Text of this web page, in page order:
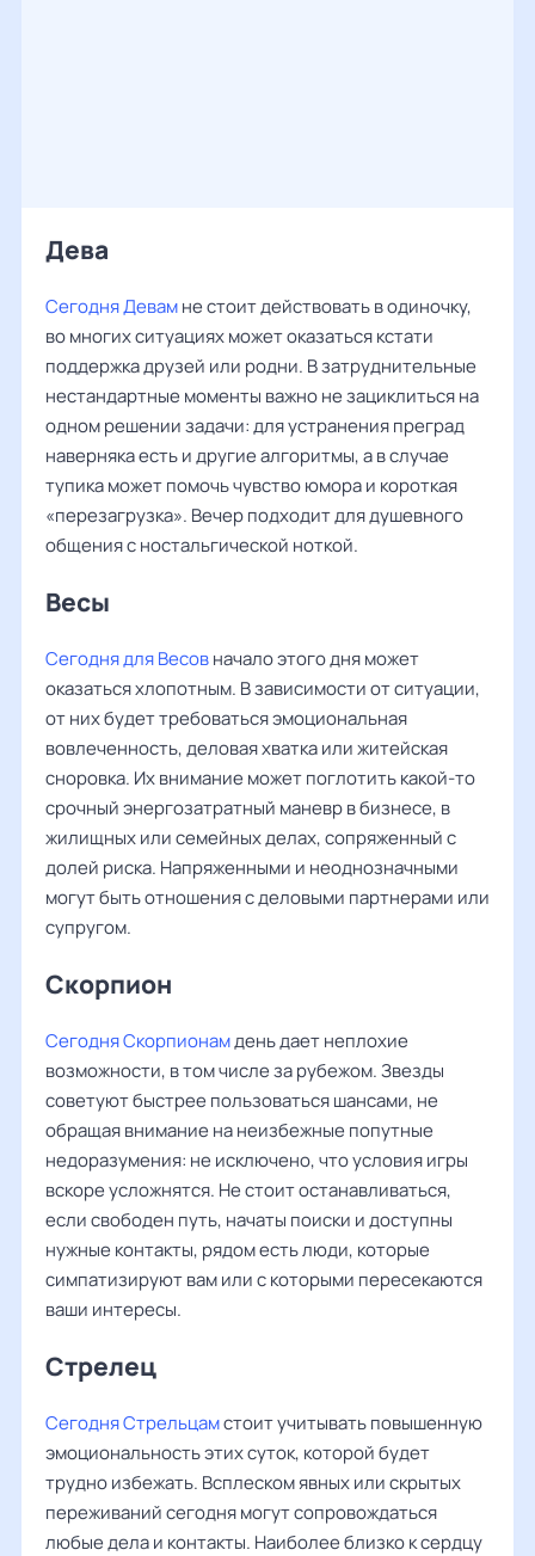
Дева ‌‌
Сегодня Девамне стоит действовать в одиночку,
во многих ситуациях может оказаться кстати
поддержка друзей или родни. В затруднительные
нестандартные моменты важно не зациклиться на
одном решении задачи: для устранения преград
наверняка есть и другие алгоритмы, а в случае
тупика может помочь чувство юмора и короткая
«перезагрузка». Вечер подходит для душевного
общения с ностальгической ноткой.
Весы ‌‌
Сегодня для Весовначало этого дня может
оказаться хлопотным. В зависимости от ситуации,
от них будет требоваться эмоциональная
вовлеченность, деловая хватка или житейская
сноровка. Их внимание может поглотить какой-то
срочный энергозатратный маневр в бизнесе, в
жилищных или семейных делах, сопряженный с
долей риска. Напряженными и неоднозначными
могут быть отношения с деловыми партнерами или
супругом.
Скорпион
Сегодня Скорпионамдень дает неплохие
возможности, в том числе за рубежом. Звезды
советуют быстрее пользоваться шансами, не
обращая внимание на неизбежные попутные
недоразумения: не исключено, что условия игры
вскоре усложнятся. Не стоит останавливаться,
если свободен путь, начаты поиски и доступны
нужные контакты, рядом есть люди, которые
симпатизируют вам или с которыми пересекаются
ваши интересы.
Стрелец
Сегодня Стрельцамстоит учитывать повышенную
эмоциональность этих суток, которой будет
трудно избежать. Всплеском явных или скрытых
переживаний сегодня могут сопровождаться
любые дела и контакты. Наиболее близко к сердцу